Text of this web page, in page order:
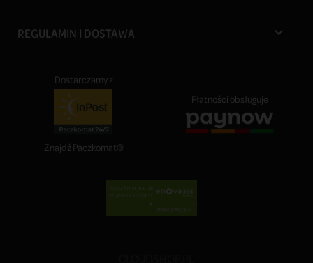
REGULAMIN I DOSTAWA 
Dostarczamy z
Znajdź Paczkomat®
Płatności obsługuje